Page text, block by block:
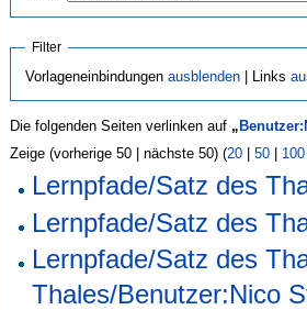
Filter
Vorlageneinbindungen ausblenden| Links
Die folgenden Seiten verlinken auf „
Zeige (vorherige 50 | nächste 50) (20 50 100
Lernpfade/Satz des
Lernpfade/Satz des
Lernpfade/Satz des
Thales/Benutzer:Nico